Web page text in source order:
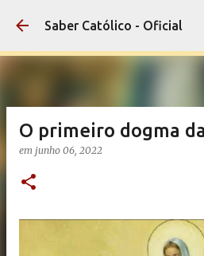
Pular para o
Saber Católico - Oficial
O primeiro dogma
em junho 06, 2022